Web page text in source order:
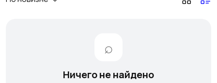
Ничего не найдено